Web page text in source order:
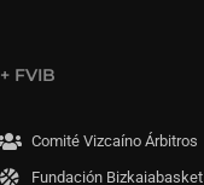
+ FVIB
Comité Vizcaíno Árbitros
Fundación Bizkaiabasket